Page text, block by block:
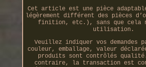
Cet article est une pièce
légèrement différent des pièces
finition, etc.), sans que cela
utilisation.
Veuillez indiquer vos demandes
couleur, emballage, valeur
produits sont contrôlés
contraire, la transaction est